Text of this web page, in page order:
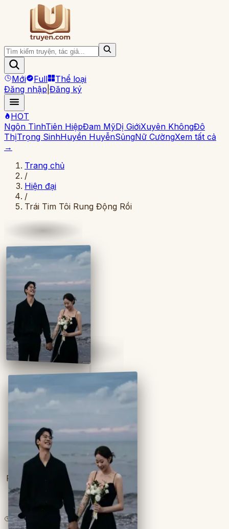
Mới Full
Thể loại
Đăng nhập Đăng ký
HOT
Ngôn TìnhTiên HiệpĐam MỹDị GiớiXuyên KhôngĐô
ThịTrọng SinhHuyền HuyễnSủngNữ CườngXem tất cả
→
Trang chủ
/
Hiện đại
/
Trái Tim Tôi Rung Động Rồi
Full
6lượt đọc 5chương